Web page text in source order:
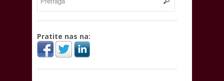
Pratite nas na: